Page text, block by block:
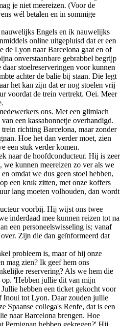
je niet meereizen. (Voor de
wél betalen en in sommige
Engels en ik nauwelijks
online uitgepluisd dat er een
de Lyon naar Barcelona gaat en of
onverstaanbare gebrabbel begrijp
stoelreserveringen voor kunnen
achter de balie bij staan. Die legt
het kan zijn dat er nog stoelen vrij
voordat de trein vertrekt. Oei. Meer
ons. Met een glimlach
een kassabonnetje overhandigd.
richting Barcelona, maar zonder
Hoe het dan verder moet, zien
een stuk verder komen.
naar de hoofdconducteur. Hij is zeer
kunnen meereizen zo ver als we
omdat we dus geen stoel hebben,
een kruk zitten, met onze koffers
lang moeten volhouden, dan wordt
voorbij. Hij wijst ons twee
inderdaad mee kunnen reizen tot na
een personeelswisseling is; vanaf
over. Zijn die dan geïnformeerd dat
probleem is, maar of hij onze
mag zien? Ik geef hem ons
reservering? Als we hem die
'Hebben jullie dit van mijn
hebben een ticket gekocht voor
Inoui tot Lyon. Daar zouden jullie
Spaanse collega's Renfe, dat is een
naar Barcelona brengen. Hoe
hebben gekregen?' Hij